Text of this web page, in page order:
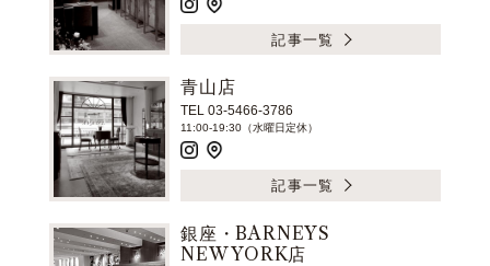
記事一覧
青山店
TEL 03-5466-3786
11:00-19:30（水曜日定休）
記事一覧
銀座・BARNEYS
NEW YORK店